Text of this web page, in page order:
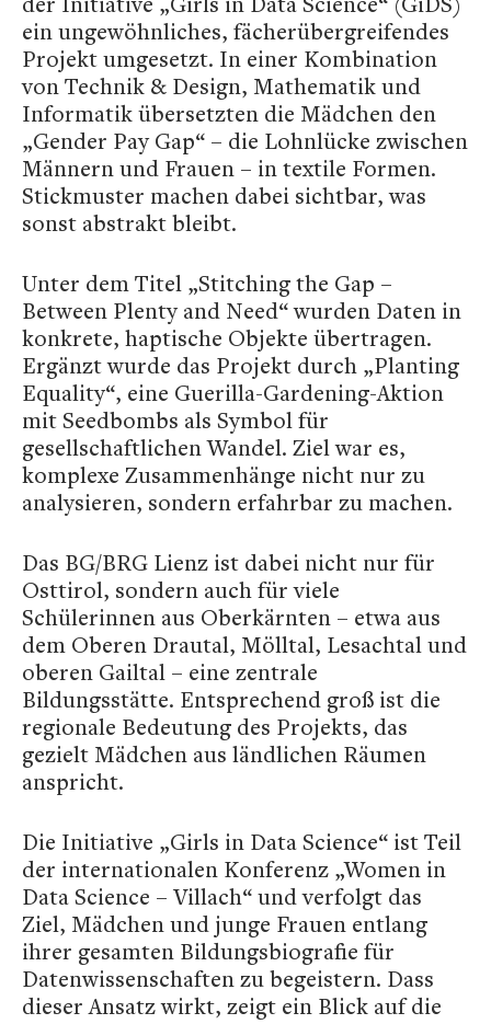
ein ungewöhnliches, fächerübergreifendes
Projekt umgesetzt. In einer Kombination
von Technik & Design, Mathematik und
Informatik übersetzten die Mädchen den
„Gender Pay Gap“ – die Lohnlücke zwischen
Männern und Frauen – in textile Formen.
Stickmuster machen dabei sichtbar, was
sonst abstrakt bleibt.
Unter dem Titel „Stitching the Gap –
Between Plenty and Need“ wurden Daten in
konkrete, haptische Objekte übertragen.
Ergänzt wurde das Projekt durch „Planting
Equality“, eine Guerilla-Gardening-Aktion
mit Seedbombs als Symbol für
gesellschaftlichen Wandel. Ziel war es,
komplexe Zusammenhänge nicht nur zu
analysieren, sondern erfahrbar zu machen.
Das BG/BRG Lienz ist dabei nicht nur für
Osttirol, sondern auch für viele
Schülerinnen aus Oberkärnten – etwa aus
dem Oberen Drautal, Mölltal, Lesachtal und
oberen Gailtal – eine zentrale
Bildungsstätte. Entsprechend groß ist die
regionale Bedeutung des Projekts, das
gezielt Mädchen aus ländlichen Räumen
anspricht.
Die Initiative „Girls in Data Science“ ist Teil
der internationalen Konferenz „Women in
Data Science – Villach“ und verfolgt das
Ziel, Mädchen und junge Frauen entlang
ihrer gesamten Bildungsbiografie für
Datenwissenschaften zu begeistern. Dass
dieser Ansatz wirkt, zeigt ein Blick auf die